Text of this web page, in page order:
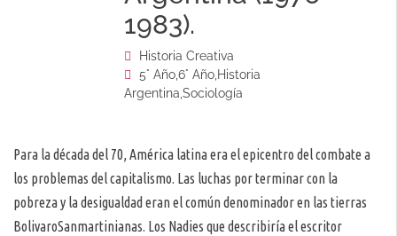
1983).
Historia Creativa
5° Año,6° Año,Historia
Argentina,Sociología
Para la década del 70, América latina era el epicentro del combate a
los problemas del capitalismo. Las luchas por terminar con la
pobreza y la desigualdad eran el común denominador en las tierras
BolivaroSanmartinianas. Los Nadies que describiría el escritor